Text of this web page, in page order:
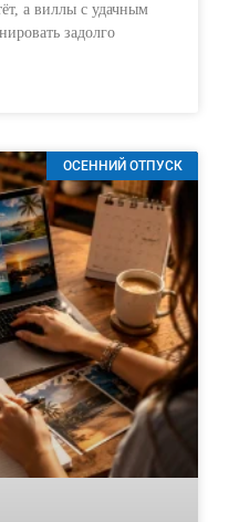
а виллы с удачным
задолго
ОСЕННИЙ ОТПУСК